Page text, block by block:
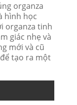
organza
hình học
organza tinh
giác nhẹ và
mới và cũ
tạo ra một